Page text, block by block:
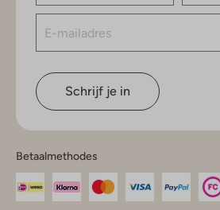
Schrijf je in
Betaalmethodes